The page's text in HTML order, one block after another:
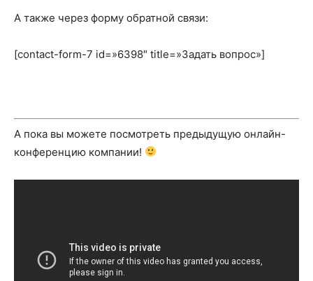
А также через форму обратной связи:
[contact-form-7 id=»6398″ title=»Задать вопрос»]
А пока вы можете посмотреть предыдущую онлайн-
конференцию компании!